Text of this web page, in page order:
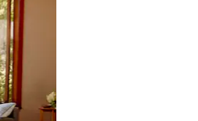
glisser.